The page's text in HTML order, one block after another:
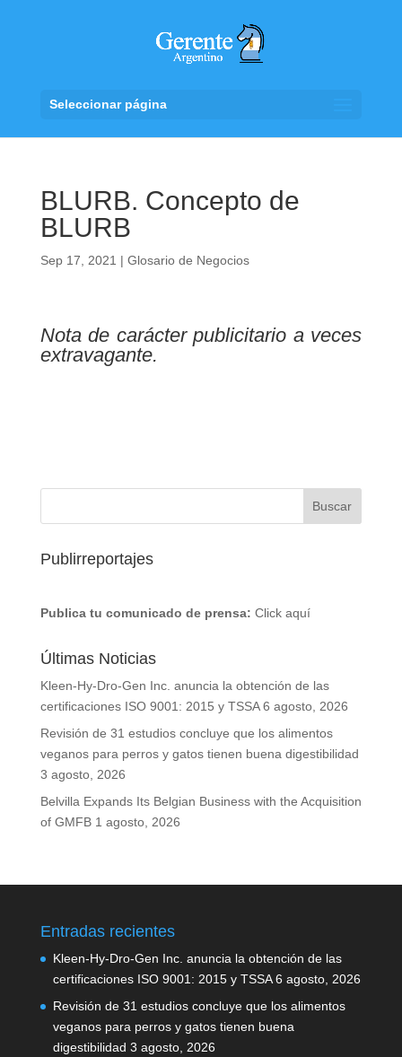
Seleccionar página
BLURB. Concepto de
BLURB
Sep 17, 2021 | Glosario de Negocios
Nota de carácter publicitario a veces
extravagante.
Publirreportajes
Publica tu comunicado de prensa: Click aquí
Últimas Noticias
Kleen-Hy-Dro-Gen Inc. anuncia la obtención de las
certificaciones ISO 9001: 2015 y TSSA 6 agosto, 2026
Revisión de 31 estudios concluye que los alimentos
veganos para perros y gatos tienen buena digestibilidad
3 agosto, 2026
Belvilla Expands Its Belgian Business with the Acquisition
of GMFB 1 agosto, 2026
Entradas recientes
Kleen-Hy-Dro-Gen Inc. anuncia la obtención de las
certificaciones ISO 9001: 2015 y TSSA 6 agosto, 2026
Revisión de 31 estudios concluye que los alimentos
veganos para perros y gatos tienen buena
digestibilidad 3 agosto, 2026